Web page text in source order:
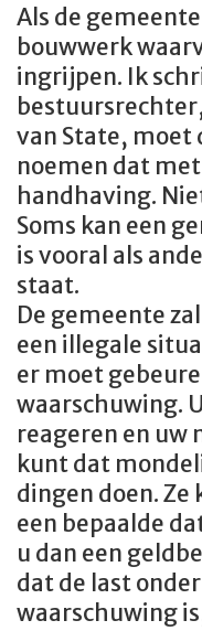
Als de
bouwwerk
ingrijpen. Ik
van State, moet
noemen dat
handhaving.
Soms kan een
is vooral als
staat.
De gemeente
een illegale
er moet
waarschuwing.
reageren en uw
kunt dat
dingen doen.
een bepaalde
u dan een
dat de last
waarschuwing